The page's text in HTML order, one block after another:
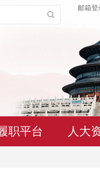
邮箱登
职平台 人大